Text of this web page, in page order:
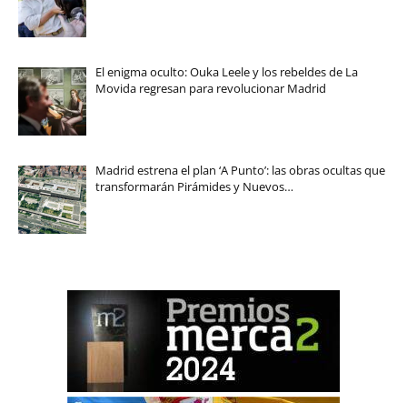
El enigma oculto: Ouka Leele y los rebeldes de La
Movida regresan para revolucionar Madrid
Madrid estrena el plan ‘A Punto’: las obras ocultas que
transformarán Pirámides y Nuevos…